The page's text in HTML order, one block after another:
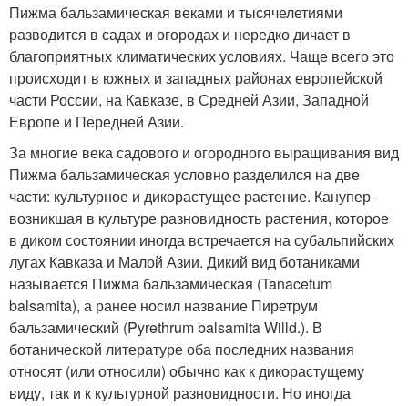
Пижма бальзамическая веками и тысячелетиями
разводится в садах и огородах и нередко дичает в
благоприятных климатических условиях. Чаще всего это
происходит в южных и западных районах европейской
части России, на Кавказе, в Средней Азии, Западной
Европе и Передней Азии.
За многие века садового и огородного выращивания вид
Пижма бальзамическая условно разделился на две
части: культурное и дикорастущее растение. Канупер -
возникшая в культуре разновидность растения, которое
в диком состоянии иногда встречается на субальпийских
лугах Кавказа и Малой Азии. Дикий вид ботаниками
называется Пижма бальзамическая (Tanacetum
balsamita), а ранее носил название Пиретрум
бальзамический (Pyrethrum balsamita Willd.). В
ботанической литературе оба последних названия
относят (или относили) обычно как к дикорастущему
виду, так и к культурной разновидности. Но иногда